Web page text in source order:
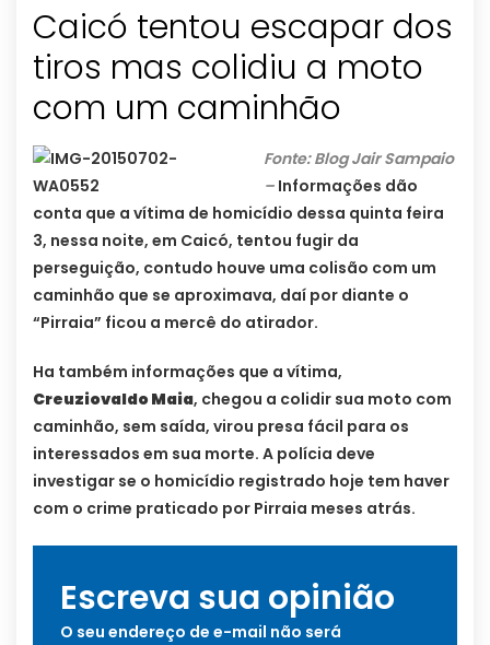
Caicó tentou escapar dos
tiros mas colidiu a moto
com um caminhão
Fonte: Blog Jair Sampaio
– Informações dão
conta que a vítima de homicídio dessa quinta feira
3, nessa noite, em Caicó, tentou fugir da
perseguição, contudo houve uma colisão com um
caminhão que se aproximava, daí por diante o
“Pirraia” ficou a mercê do atirador.
Ha também informações que a vítima,
Creuziovaldo Maia, chegou a colidir sua moto com
caminhão, sem saída, virou presa fácil para os
interessados em sua morte. A polícia deve
investigar se o homicídio registrado hoje tem haver
com o crime praticado por Pirraia meses atrás.
Escreva sua opinião
O seu endereço de e-mail não será